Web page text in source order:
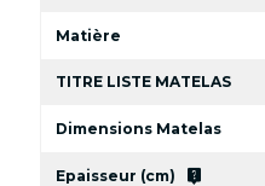
Matière
TITRE LISTE MATELAS
Dimensions Matelas
Epaisseur (cm) live_help